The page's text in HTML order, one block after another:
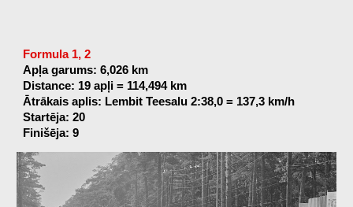
Formula 1, 2
Apļa garums: 6,026 km
Distance: 19 apļi = 114,494 km
Ātrākais aplis: Lembit Teesalu 2:38,0 = 137,3 km/h
Startēja: 20
Finišēja: 9